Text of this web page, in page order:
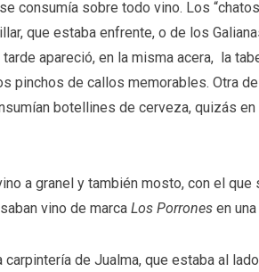
consumía sobre todo vino. Los
que estaba enfrente, o de los
apareció, en la misma acera, la
pinchos de callos memorables. Otra
botellines de cerveza, quizás
a granel y también mosto, con el
vino de marca Los Porrones en
de Jualma, que estaba al